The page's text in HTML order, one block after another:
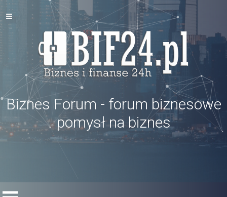
Biznes Forum - forum biznesowe
pomysł na biznes